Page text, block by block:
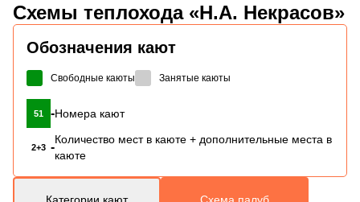
Схемы теплохода «Н.А. Некрасов»
Обозначения кают
Свободные каюты Занятые каюты
51 -Номера кают
2+3 -
Количество мест в каюте + дополнительные места в
каюте
Категории кают Схема палуб